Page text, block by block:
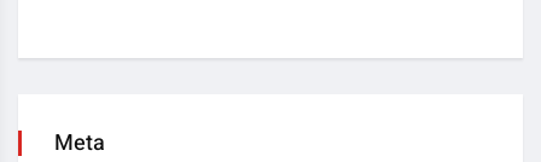
Meta